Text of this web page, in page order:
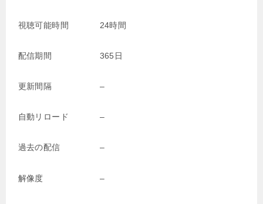
視聴可能時間 24時間
配信期間 365日
更新間隔 –
自動リロード –
過去の配信 –
解像度 –